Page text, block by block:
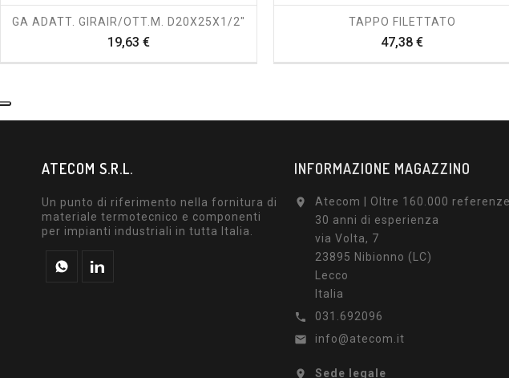
GA ADATT. GIRAIR/OTT.M. D20X25X1/2"
19,63 €Prezzo
TAPPO FILETTATO
47,38 €Prezzo
ATECOM S.R.L.
Un punto di riferimento nella fornitura di
materiale termotecnico e componenti
per impianti industriali in tutta Italia.
INFORMAZIONE MAGAZZINO

Atecom | Oltre 160.000
30 anni di esperienza
via Volta, 7
23895 Nibionno (LC)
Lecco
Italia

031.692096

info@atecom.it
 Sede legale